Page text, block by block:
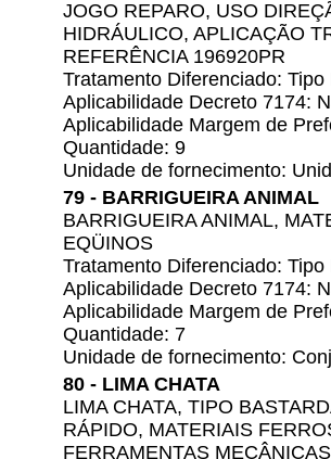
JOGO REPARO, USO
HIDRÁULICO, APLICAÇÃO
REFERÊNCIA 196920PR
Tratamento Diferenciado:
Aplicabilidade Decreto 7174:
Aplicabilidade Margem de
Quantidade: 9
Unidade de fornecimento:
79 - BARRIGUEIRA ANIMAL
BARRIGUEIRA ANIMAL,
EQÜINOS
Tratamento Diferenciado:
Aplicabilidade Decreto 7174:
Aplicabilidade Margem de
Quantidade: 7
Unidade de fornecimento:
80 - LIMA CHATA
LIMA CHATA, TIPO
RÁPIDO, MATERIAIS
FERRAMENTAS